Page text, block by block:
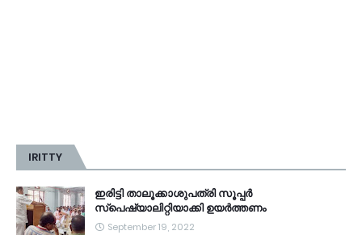
IRITTY
ഇരിട്ടി താലൂക്കാശുപത്രി സൂപ്പർ
സ്‌പെഷ്യാലിറ്റിയാക്കി ഉയർത്തണം
September 19, 2022